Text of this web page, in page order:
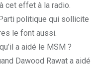
cet effet à la radio.
politique qui sollicite
le font aussi.
a aidé le MSM ?
Dawood Rawat a aidé